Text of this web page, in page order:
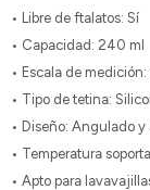
• Libre de ftalatos: Sí
• Capacidad: 240 ml
• Escala de medición:
• Tipo de tetina:
• Diseño: Angulado
• Temperatura
• Apto para